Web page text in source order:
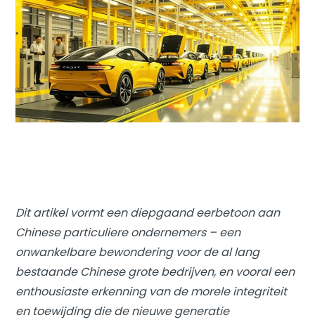
Dit artikel vormt een diepgaand eerbetoon aan
Chinese particuliere ondernemers – een
onwankelbare bewondering voor de al lang
bestaande Chinese grote bedrijven, en vooral een
enthousiaste erkenning van de morele integriteit
en toewijding die de nieuwe generatie